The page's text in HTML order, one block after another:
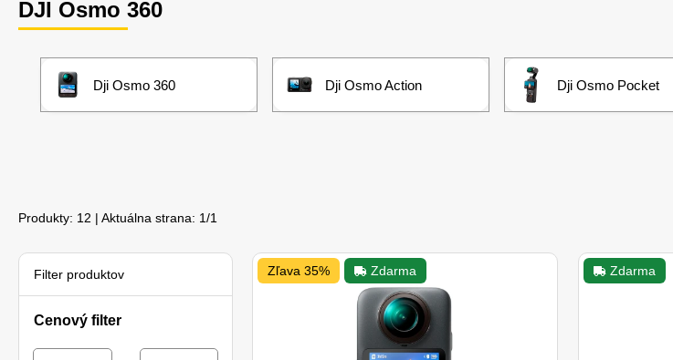
DJI Osmo 360
Dji Osmo 360 Dji Osmo Action Dji Osmo Pocket
Produkty: 12 | Aktuálna strana: 1/1
Filter produktov
Cenový filter
Zľava 35% Zdarma Zdarma